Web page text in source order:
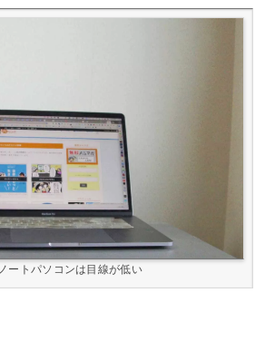
ノートパソコンは目線が低い